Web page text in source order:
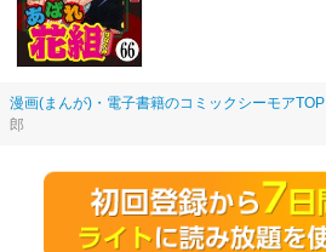
漫画(まんが)・電子書籍のコミックシーモアTOP
郎